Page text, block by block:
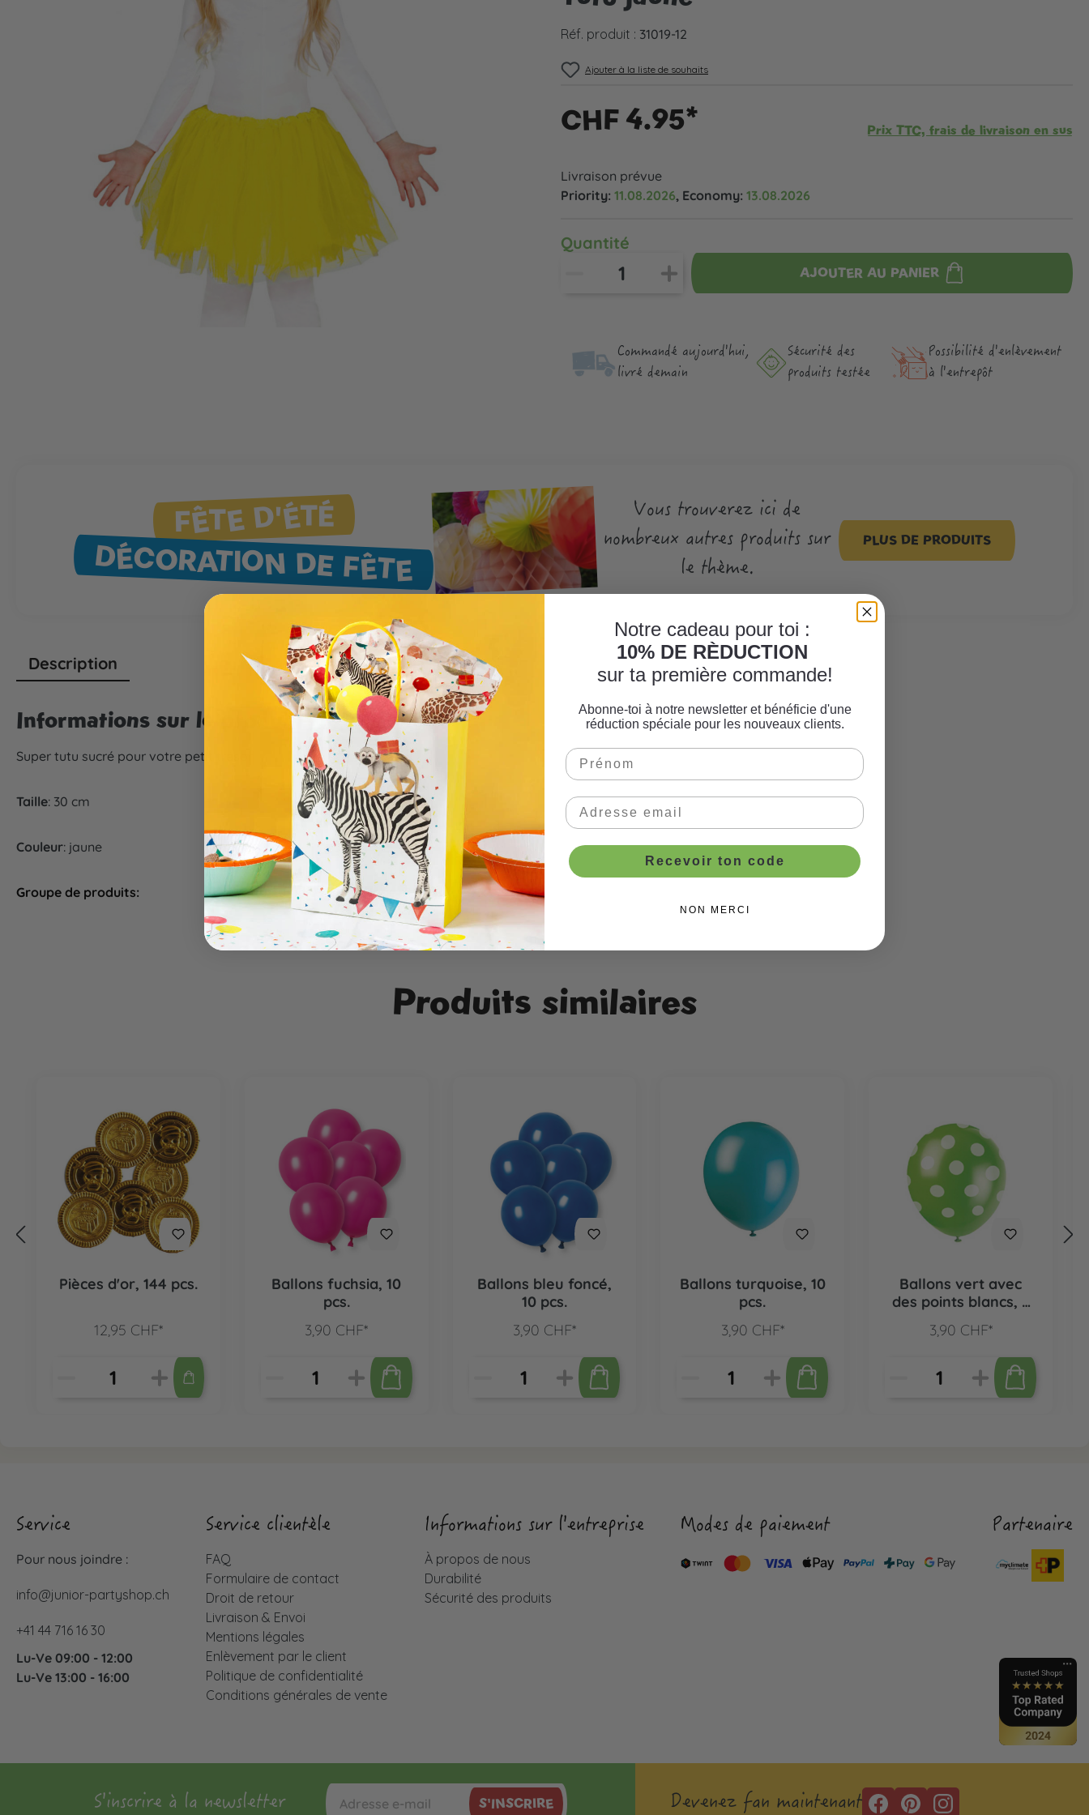
Réf. produit : 31019-12
Ajouter à la liste de souhaits
CHF 4.95* Prix TTC, frais de livraison en sus
Livraison prévue
Priority: 11.08.2026, Economy: 13.08.2026
Quantité
AJOUTER AU PANIER
Commandé aujourd'hui,
livré demain
Sécurité des
produits testée
Possibilité d'enlèvement
à l'entrepôt
FÊTE D'ÉTÉ
DÉCORATION DE FÊTE
Vous trouverez ici de
nombreux autres produits sur
le thème.
PLUS DE PRODUITS
Description
Informations sur le produit "Tutu jaune"
Super tutu sucré pour votre petit trésor
Taille: 30 cm
Couleur: jaune
Groupe de produits: Costumes & maquillage
Produits similaires
Pièces d'or, 144 pcs.
12,95 CHF*
Ballons fuchsia, 10
pcs.
3,90 CHF*
Ballons bleu foncé,
10 pcs.
3,90 CHF*
Ballons turquoise, 10
pcs.
3,90 CHF*
Ballons vert avec
des points blancs, 6
3,90 CHF*
Service
Pour nous joindre :
info@junior-partyshop.ch
+41 44 716 16 30
Lu-Ve 09:00 - 12:00
Lu-Ve 13:00 - 16:00
Service clientèle
FAQ
Formulaire de contact
Droit de retour
Livraison & Envoi
Mentions légales
Enlèvement par le client
Politique de confidentialité
Conditions générales de vente
Informations sur l'entreprise
À propos de nous
Durabilité
Sécurité des produits
Modes de paiement Partenaire
S'inscrire à la newsletter S'INSCRIRE Devenez fan maintenant
Notre cadeau pour toi :
10% DE RÈDUCTION
sur ta première commande!
Abonne-toi à notre newsletter et bénéficie d'une
réduction spéciale pour les nouveaux clients.
Recevoir ton code
NON MERCI